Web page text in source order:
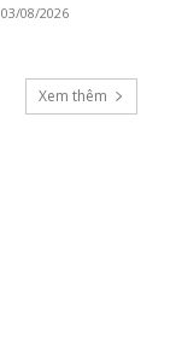
03/08/2026
Xem thêm